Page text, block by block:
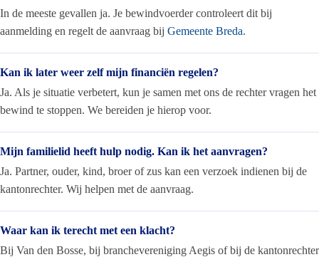
In de meeste gevallen ja. Je bewindvoerder controleert dit bij
aanmelding en regelt de aanvraag bij Gemeente Breda.
Kan ik later weer zelf mijn financiën regelen?
Ja. Als je situatie verbetert, kun je samen met ons de rechter vragen het
bewind te stoppen. We bereiden je hierop voor.
Mijn familielid heeft hulp nodig. Kan ik het aanvragen?
Ja. Partner, ouder, kind, broer of zus kan een verzoek indienen bij de
kantonrechter. Wij helpen met de aanvraag.
Waar kan ik terecht met een klacht?
Bij Van den Bosse, bij branchevereniging Aegis of bij de kantonrechter